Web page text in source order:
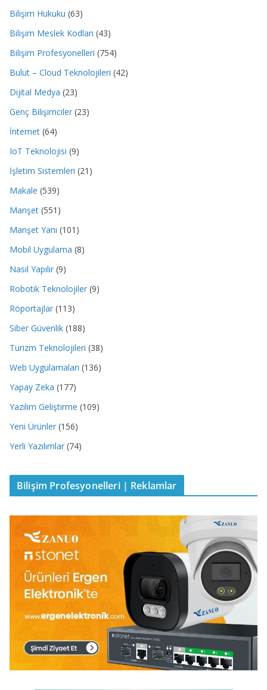
Bilişim Hukuku (63)
Bilişim Meslek Kodları (43)
Bilişim Profesyonelleri (754)
Bulut – Cloud Teknolojileri (42)
Dijital Medya (23)
Genç Bilişimciler (23)
İnternet (64)
IoT Teknolojisi (9)
İşletim Sistemleri (21)
Makale (539)
Manşet (551)
Manşet Yanı (101)
Mobil Uygulama (8)
Nasıl Yapılır (9)
Robotik Teknolojiler (9)
Röportajlar (113)
Siber Güvenlik (188)
Turizm Teknolojileri (38)
Web Uygulamaları (136)
Yapay Zeka (177)
Yazılım Geliştirme (109)
Yeni Ürünler (156)
Yerli Yazılımlar (74)
Bilişim Profesyonelleri | Reklamlar